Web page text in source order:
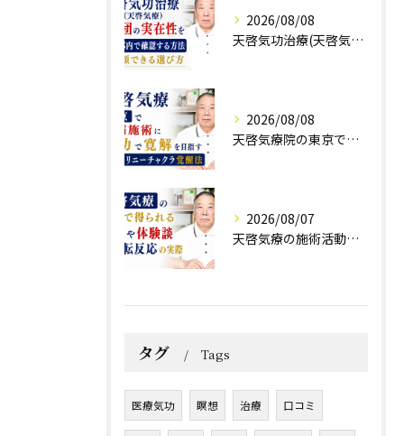
2026/08/08
天啓気功治療(天啓気療)と財団の実在性を東京都内で確認する方法と信頼できる選び方
2026/08/08
天啓気療院の東京で難病施術に気功で寛解を目指すクンダリニーチャクラ覚醒法
2026/08/07
天啓気療の施術活動で得られる効果や体験談と好転反応の実際
タグ Tags
医療気功 瞑想 治療 口コミ